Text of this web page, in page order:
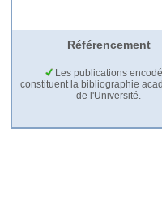
Référencement
Les publications
constituent la bibliographie
de l'Université.